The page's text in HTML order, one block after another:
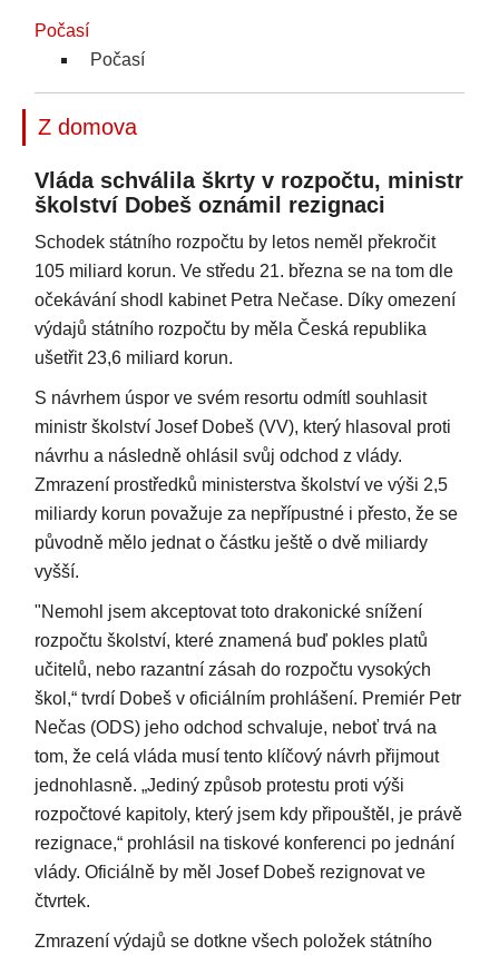
Počasí
Počasí
Z domova
Vláda schválila škrty v rozpočtu, ministr
školství Dobeš oznámil rezignaci
Schodek státního rozpočtu by letos neměl překročit
105 miliard korun. Ve středu 21. března se na tom dle
očekávání shodl kabinet Petra Nečase. Díky omezení
výdajů státního rozpočtu by měla Česká republika
ušetřit 23,6 miliard korun.
S návrhem úspor ve svém resortu odmítl souhlasit
ministr školství Josef Dobeš (VV), který hlasoval proti
návrhu a následně ohlásil svůj odchod z vlády.
Zmrazení prostředků ministerstva školství ve výši 2,5
miliardy korun považuje za nepřípustné i přesto, že se
původně mělo jednat o částku ještě o dvě miliardy
vyšší.
"Nemohl jsem akceptovat toto drakonické snížení
rozpočtu školství, které znamená buď pokles platů
učitelů, nebo razantní zásah do rozpočtu vysokých
škol,“ tvrdí Dobeš v oficiálním prohlášení. Premiér Petr
Nečas (ODS) jeho odchod schvaluje, neboť trvá na
tom, že celá vláda musí tento klíčový návrh přijmout
jednohlasně. „Jediný způsob protestu proti výši
rozpočtové kapitoly, který jsem kdy připouštěl, je právě
rezignace,“ prohlásil na tiskové konferenci po jednání
vlády. Oficiálně by měl Josef Dobeš rezignovat ve
čtvrtek.
Zmrazení výdajů se dotkne všech položek státního